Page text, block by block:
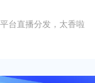
台直播分发，太香啦